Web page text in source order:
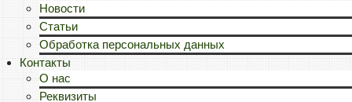
Новости
Статьи
Обработка персональных данных
Контакты
О нас
Реквизиты